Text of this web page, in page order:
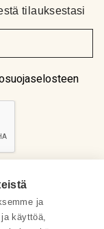
tilauksestasi
ja
käyttöä,